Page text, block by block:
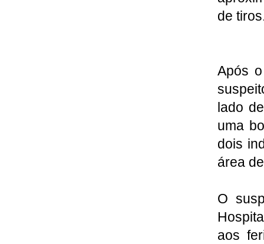
de
Após
lado
uma
dois
área
O
aos